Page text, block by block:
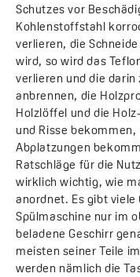
Schutzes vor
Kohlenstoffstahl
verlieren, die
wird, so wird das
verlieren und die
anbrennen, die
Holzlöffel und die
und Risse
Abplatzungen
Ratschläge für die
wirklich wichtig, wie
anordnet. Es gibt viele
Spülmaschine nur im
beladene Geschirr
meisten seiner Teile
werden nämlich die